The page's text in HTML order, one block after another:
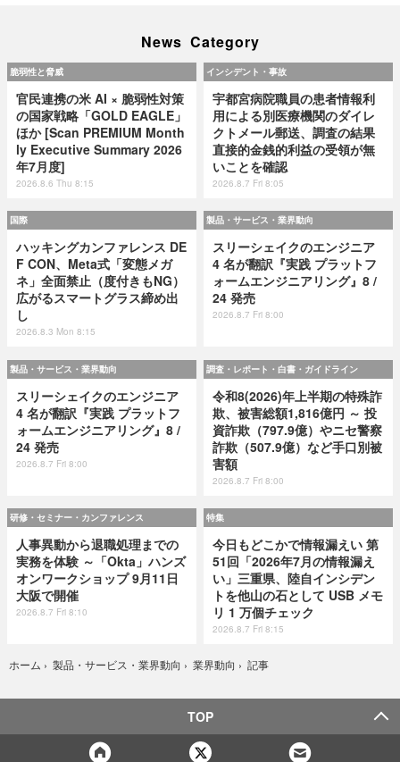
News Category
脆弱性と脅威
官民連携の米 AI × 脆弱性対策
の国家戦略「GOLD EAGLE」
ほか [Scan PREMIUM Month
ly Executive Summary 2026
年7月度]
2026.8.6 Thu 8:15
インシデント・事故
宇都宮病院職員の患者情報利
用による別医療機関のダイレ
クトメール郵送、調査の結果
直接的金銭的利益の受領が無
いことを確認
2026.8.7 Fri 8:05
国際
ハッキングカンファレンス DE
F CON、Meta式「変態メガ
ネ」全面禁止（度付きもNG）
広がるスマートグラス締め出
し
2026.8.3 Mon 8:15
製品・サービス・業界動向
スリーシェイクのエンジニア
4 名が翻訳『実践 プラットフ
ォームエンジニアリング』8 /
24 発売
2026.8.7 Fri 8:00
製品・サービス・業界動向
スリーシェイクのエンジニア
4 名が翻訳『実践 プラットフ
ォームエンジニアリング』8 /
24 発売
2026.8.7 Fri 8:00
調査・レポート・白書・ガイドライン
令和8(2026)年上半期の特殊詐
欺、被害総額1,816億円 ～ 投
資詐欺（797.9億）やニセ警察
詐欺（507.9億）など手口別被
害額
2026.8.7 Fri 8:00
研修・セミナー・カンファレンス
人事異動から退職処理までの
実務を体験 ～「Okta」ハンズ
オンワークショップ 9月11日
大阪で開催
2026.8.7 Fri 8:10
特集
今日もどこかで情報漏えい 第
51回「2026年7月の情報漏え
い」三重県、陸自インシデン
トを他山の石として USB メモ
リ 1 万個チェック
2026.8.7 Fri 8:15
ホーム › 製品・サービス・業界動向 › 業界動向 › 記事
TOP